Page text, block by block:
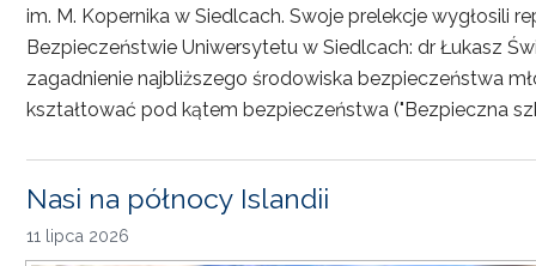
im. M. Kopernika w Siedlcach. Swoje prelekcje wygłosili
Bezpieczeństwie Uniwersytetu w Siedlcach: dr Łukasz
zagadnienie najbliższego środowiska bezpieczeństwa
kształtować pod kątem bezpieczeństwa ("Bezpieczna
Nasi na północy Islandii
11 lipca 2026